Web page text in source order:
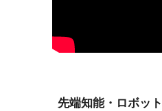
先端知能・ロボッ